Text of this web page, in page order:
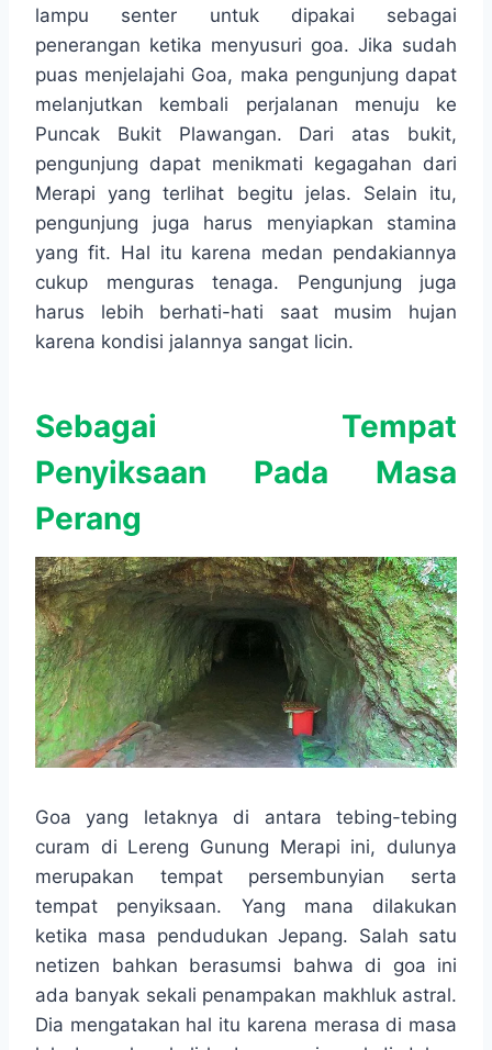
lampu senter untuk dipakai sebagai
penerangan ketika menyusuri goa. Jika sudah
puas menjelajahi Goa, maka pengunjung dapat
melanjutkan kembali perjalanan menuju ke
Puncak Bukit Plawangan. Dari atas bukit,
pengunjung dapat menikmati kegagahan dari
Merapi yang terlihat begitu jelas. Selain itu,
pengunjung juga harus menyiapkan stamina
yang fit. Hal itu karena medan pendakiannya
cukup menguras tenaga. Pengunjung juga
harus lebih berhati-hati saat musim hujan
karena kondisi jalannya sangat licin.
Sebagai Tempat
Penyiksaan Pada Masa
Perang
Goa yang letaknya di antara tebing-tebing
curam di Lereng Gunung Merapi ini, dulunya
merupakan tempat persembunyian serta
tempat penyiksaan. Yang mana dilakukan
ketika masa pendudukan Jepang. Salah satu
netizen bahkan berasumsi bahwa di goa ini
ada banyak sekali penampakan makhluk astral.
Dia mengatakan hal itu karena merasa di masa